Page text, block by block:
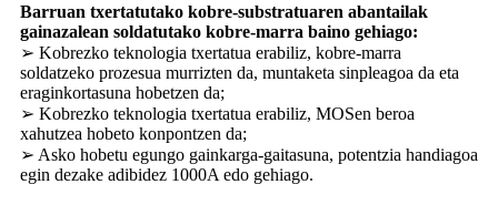
Barruan txertatutako kobre-substratuaren abantailak
gainazalean soldatutako kobre-marra baino gehiago:
➢ Kobrezko teknologia txertatua erabiliz, kobre-marra
soldatzeko prozesua murrizten da, muntaketa sinpleagoa da eta
eraginkortasuna hobetzen da;
➢ Kobrezko teknologia txertatua erabiliz, MOSen beroa
xahutzea hobeto konpontzen da;
➢ Asko hobetu egungo gainkarga-gaitasuna, potentzia handiagoa
egin dezake adibidez 1000A edo gehiago.